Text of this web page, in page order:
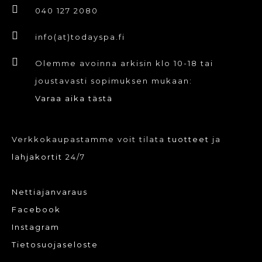
040 127 2080
info(at)todayspa.fi
Olemme avoinna arkisin klo 10-18 tai
joustavasti sopimuksen mukaan:
Varaa aika tästä
Verkkokaupastamme voit tilatatuotteet ja
lahjakortit 24/7
Nettiajanvaraus
Facebook
Instagram
Tietosuojaseloste